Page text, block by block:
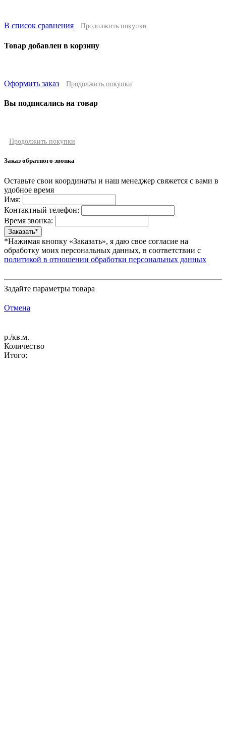
В список сравнения Продолжить покупки
Товар добавлен в корзину
Оформить заказ Продолжить покупки
Вы подписались на товар
Продолжить покупки
Заказ обратного звонка
Оставьте свои координаты и наш менеджер свяжется с вами в
удобное время
Имя:
Контактный телефон:
Время звонка:
*Нажимая кнопку «Заказать», я даю свое согласие на
обработку моих персональных данных, в соответствии с
политикой в отношении обработки персональных данных
Задайте параметры товара
Отмена
р./кв.м.
Количество
Итого: